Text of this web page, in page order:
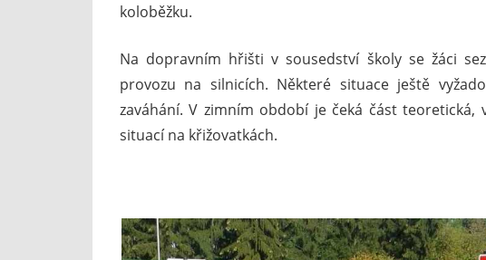
koloběžku.
Na dopravním hřišti v sousedství školy se žáci
provozu na silnicích. Některé situace ještě
zaváhání. V zimním období je čeká část
situací na křižovatkách.